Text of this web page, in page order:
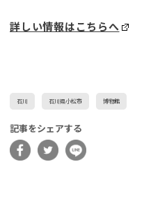
詳しい情報はこちらへ
石川 石川県小松市 博物館
記事をシェアする